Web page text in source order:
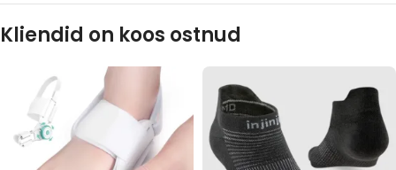
Kliendid on koos ostnud